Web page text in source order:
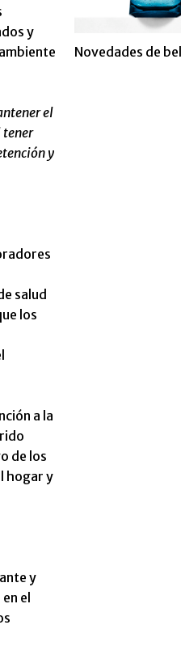
y
el
tener
y
salud
los
a la
de los
hogar y
y
el
Novedades de